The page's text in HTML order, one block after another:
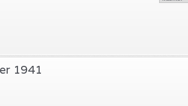
1941